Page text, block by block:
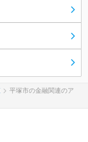
平塚市の金融関連のア